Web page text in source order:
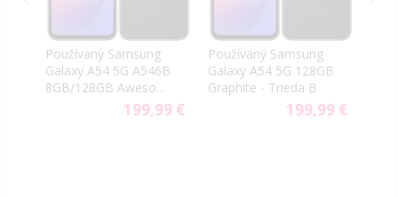
Používaný Samsung
Galaxy A54 5G A546B
8GB/128GB Awesome
Graphite Trieda B199,99 €
Používaný Samsung
Galaxy A54 5G 128GB
Graphite - Trieda B
199,99 €